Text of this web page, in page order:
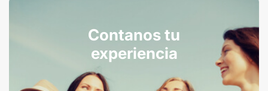
Contanos tu
experiencia